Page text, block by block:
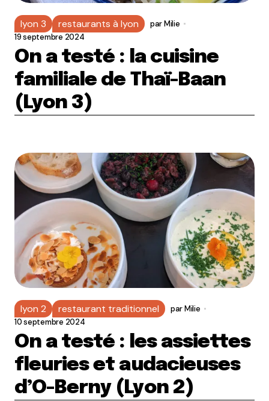
lyon 3 restaurants à lyon parMilie
19 septembre 2024
On a testé : la cuisine
familiale de Thaï-Baan
(Lyon 3)
lyon 2 restaurant traditionnel parMilie
10 septembre 2024
On a testé : les assiettes
fleuries et audacieuses
d’O-Berny (Lyon 2)